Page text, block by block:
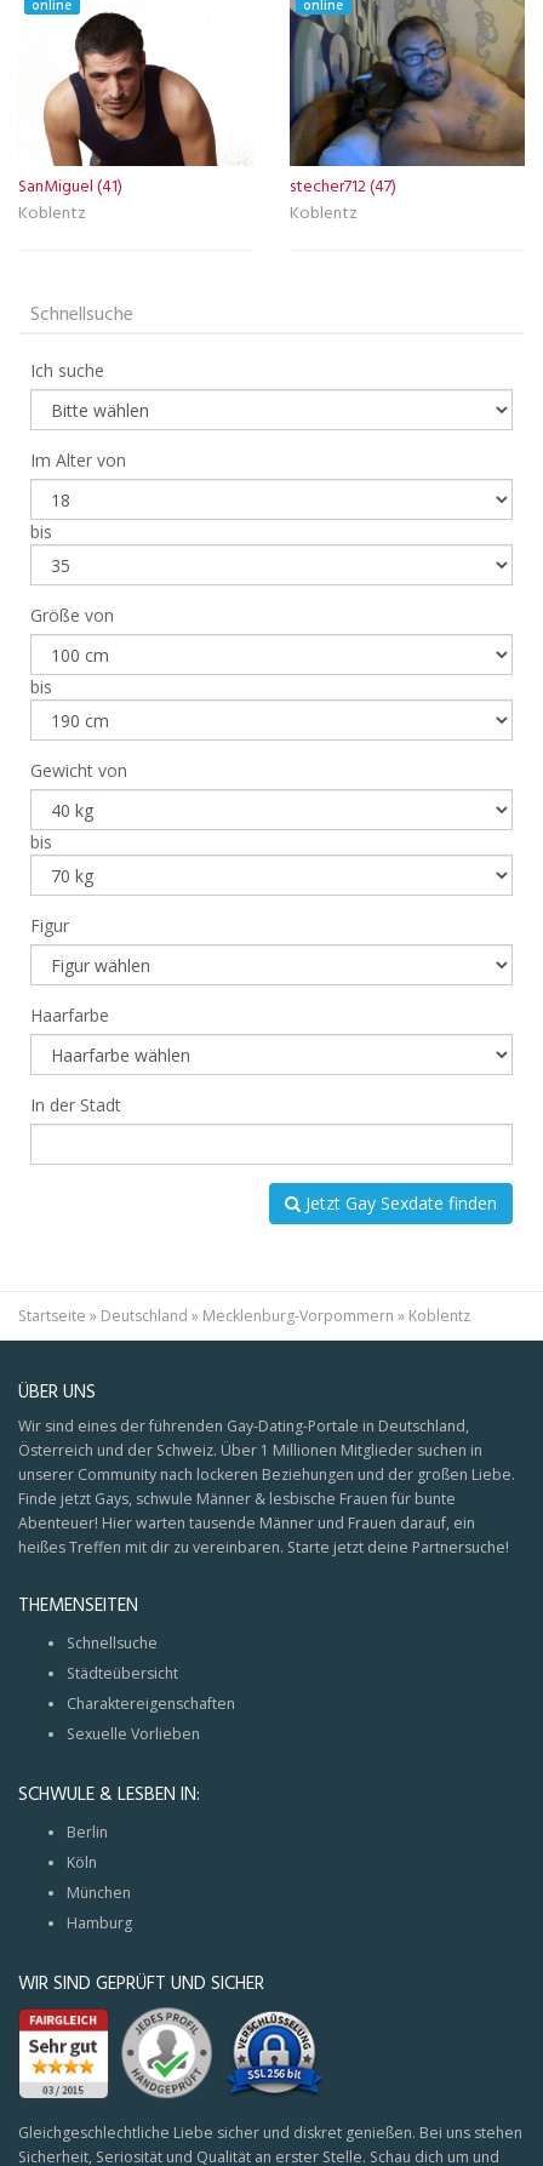
online
SanMiguel (41)
Koblentz
online
stecher712 (47)
Koblentz
Schnellsuche
Ich suche
Im Alter von
bis
Größe von
bis
Gewicht von
bis
Figur
Haarfarbe
In der Stadt
Jetzt Gay Sexdate finden
Startseite » Deutschland » Mecklenburg-Vorpommern » Koblentz
ÜBER UNS
Wir sind eines der führenden Gay-Dating-Portale in Deutschland,
Österreich und der Schweiz. Über 1 Millionen Mitglieder suchen in
unserer Community nach lockeren Beziehungen und der großen Liebe.
Finde jetzt Gays, schwule Männer & lesbische Frauen für bunte
Abenteuer! Hier warten tausende Männer und Frauen darauf, ein
heißes Treffen mit dir zu vereinbaren. Starte jetzt deine Partnersuche!
THEMENSEITEN
Schnellsuche
Städteübersicht
Charaktereigenschaften
Sexuelle Vorlieben
SCHWULE & LESBEN IN:
Berlin
Köln
München
Hamburg
WIR SIND GEPRÜFT UND SICHER
Gleichgeschlechtliche Liebe sicher und diskret genießen. Bei uns stehen
Sicherheit, Seriosität und Qualität an erster Stelle. Schau dich um und